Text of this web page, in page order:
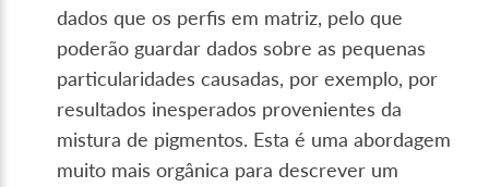
dados que os perfis em matriz, pelo que
poderão guardar dados sobre as pequenas
particularidades causadas, por exemplo, por
resultados inesperados provenientes da
mistura de pigmentos. Esta é uma abordagem
muito mais orgânica para descrever um